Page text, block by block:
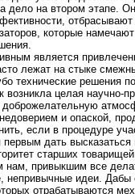
дело на втором этапе.
отбрасывают
которые
является
лежат на стыке
технические решения
возникла целая научно-
доброжелательную
и опаской,
если в процедуре
первым дать
старших
нам, привыкшим все
непривычные идеи. Дабы
отрабатываются